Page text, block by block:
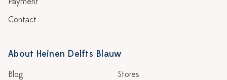
Contact
About Heinen Delfts Blauw
Blog
Stores